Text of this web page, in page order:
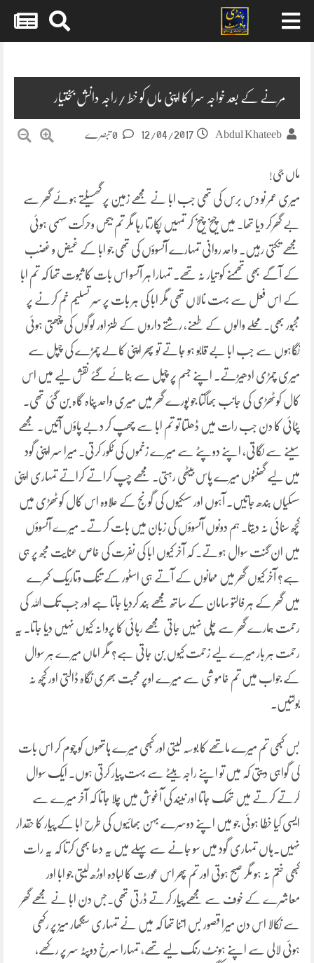
مرنے کے بعد خواجہ سرا کا اپنی ماں کو خط /راجہ دانش بختیار
Abdul Khateeb
12/04/2017
ماں جی!
میری عمر نو دس برس کی تھی جب ابا نے مجھے زمین پر گھسیٹتے ہوئے گھر سے
بے گھرکر دیا تھا۔ میں چیخ چیخ کر تمہیں پکارتا رہا مگر تم بیحس وحرکت سہمی ہوئی
مجھے تکتی رہیں۔ واحد روانی تمہارے آنسوؤں کی تھی جو ابا کے غیض و غضب
کے آگے بھی تھمنے کو تیار نہ تھے۔ تمہارا ہر آنسو اس بات کا ثبوت تھا کہ تم ابا
کے اس فعل سے بہت نالاں تھی مگر ابا کی ہر بات پر سر تسلیم خم کرنے پر
مجبور بھی۔محلے والوں کے طعنے، رشتے داروں کے طنز اور لوگوں کی چبھتی ہوئی
نگاہوں سے جب ابا بے قابو ہو جاتے تو پھر اپنی کالے چمڑے کی چپل سے
میری چمڑی ادھیڑتے۔ اپنے جسم پر چپل سے بنائے گئے نقش لیے میں اس
کال کوٹھڑی کی جانب بھاگتا جو پورے گھر میں میری واحد پناہ گاہ بن گئی تھی۔
پٹائی کا دن جب رات میں ڈھلتا تو تم ابا سے چھپ کر دبے پاؤں آتیں۔ مجھے
سینے سے لگاتی، اپنے دوپٹے سے میرے زخموں کی ٹکور کرتی۔ میرا سر اپنی گود
میں لیے گھنٹوں میرے پاس بیٹھی رہتی۔ مجھے چپ کراتے کراتے تمہاری اپنی
سسکیاں بندھ جاتیں۔ آہوں اور سسکیوں کی گونج کے علاوہ اس کال کوٹھڑی میں
کچھ سنائی نہ دیتا۔ ہم دونوں آنسوؤں کی زبان میں بات کرتے۔ میرے آنسوؤں
میں ان گنت سوال ہوتے۔ کہ آخر کیوں ابا کی نفرت کی خاص عنایت مجھ پر ہی
ہے؟ آخر کیوں گھر میں مہمانوں کے آتے ہی اسٹور کے تنگ وتاریک کمرے
میں گھر کے ہر فالتو سامان کے ساتھ مجھے بند کردیا جاتا ہے اور جب تک اللہ کی
رحمت ہمارے گھر سے چلی نہیں جاتی مجھے رہائی کا پروانہ کیوں نہیں دیا جاتا۔ یہ
رحمت ہر بار میرے لیے زحمت کیوں بن جاتی ہے؟ مگر اماں میرے ہر سوال
کے جواب میں تم خاموشی سے میرے اوپر محبت بھری نگاہ ڈالتی اور کچھ نہ
بولتیں۔
بس کبھی تم میرے ماتھے کا بوسہ لیتی اور کبھی میرے ہاتھوں کو چوم کر اس بات
کی گواہی دیتی کہ میں تو اپنے راجہ بیٹے سے بہت پیار کرتی ہوں۔ ایک سوال
کرتے کرتے میں تھک جاتا اور نیند کی آغوش میں چلا جاتا کہ آخر میرے سے
ایسی کیا خطا ہوئی جو میں اپنے دوسرے بہن بھائیوں کی طرح ابا کے پیار کا حقدار
نہیں۔ہاں تمہاری گود میں سو جانے سے پہلے میں یہ دعا بھی کرتا کہ یہ رات
کبھی ختم نہ ہو مگر صبح ہوتی اور تم پھر اس عورت کا لبادہ اوڑھ لیتی جو ابا اور
معاشرے کے خوف سے مجھے پیار کرتے ڈرتی تھی۔جس دن ابا نے مجھے گھر
سے نکالا اس دن میرا قصور بس اتنا تھا کہ میں نے تمہاری سنگھار میز پر رکھی
ہوئی لالی سے اپنے ہونٹ رنگ لیے تھے، تمہارا سرخ دوپٹہ سر پر رکھے،